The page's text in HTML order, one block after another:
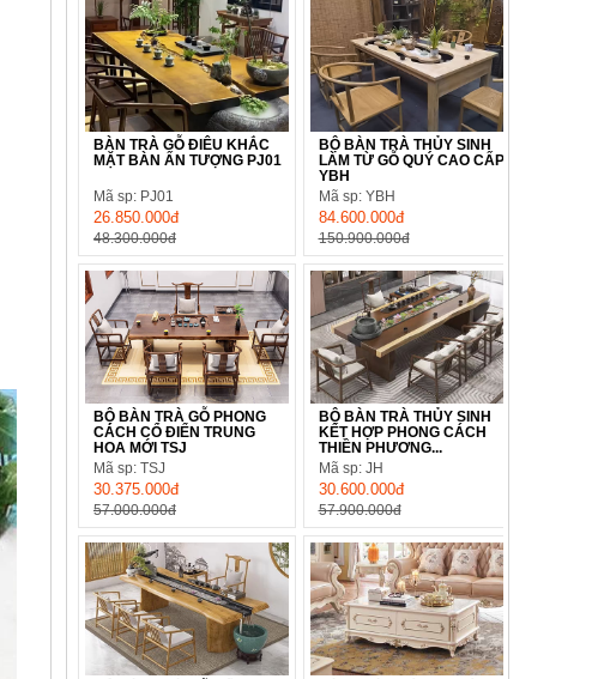
BÀN TRÀ GỖ ĐIÊU KHẮC
MẶT BÀN ẤN TƯỢNG PJ01
Mã sp: PJ01
26.850.000đ
48.300.000đ
BỘ BÀN TRÀ THỦY SINH
LÀM TỪ GỖ QUÝ CAO CẤP
YBH
Mã sp: YBH
84.600.000đ
150.900.000đ
BỘ BÀN TRÀ GỖ PHONG
CÁCH CỔ ĐIỂN TRUNG
HOA MỚI TSJ
Mã sp: TSJ
30.375.000đ
57.000.000đ
BỘ BÀN TRÀ THỦY SINH
KẾT HỢP PHONG CÁCH
THIỀN PHƯƠNG...
Mã sp: JH
30.600.000đ
57.900.000đ